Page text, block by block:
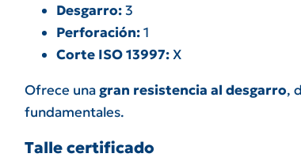
Desgarro:3
Perforación:1
Corte ISO 13997:X
Ofrece una gran resistencia al desgarro,
fundamentales.
Talle certificado